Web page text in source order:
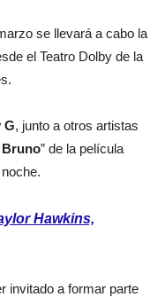
se llevará a cabo la
el Teatro Dolby de la
G, junto a otros artistas
Bruno” de la película
Hawkins,
invitado a formar parte